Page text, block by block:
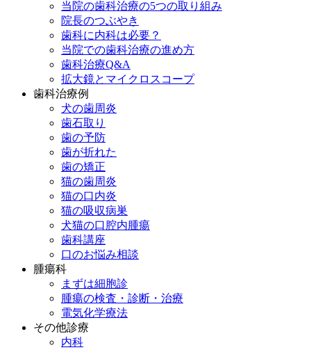
当院の歯科治療の5つの取り組み
院長のつぶやき
歯科に内科は必要？
当院での歯科治療の進め方
歯科治療Q&A
拡大鏡とマイクロスコープ
歯科治療例
犬の歯周炎
歯石取り
歯の予防
歯が折れた
歯の矯正
猫の歯周炎
猫の口内炎
猫の吸収病巣
犬猫の口腔内腫瘍
歯科講座
口のお悩み相談
腫瘍科
まずは細胞診
腫瘍の検査・診断・治療
電気化学療法
その他診療
内科